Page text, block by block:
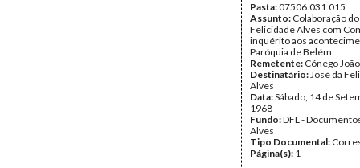
Pasta:07506.031.015
Assunto: Colaboração
Felicidade Alves com
inquérito aos
Paróquia de Belém.
Remetente: Cónego
Destinatário:José da
Alves
Data:Sábado, 14 de
1968
Fundo:DFL -
Alves
Tipo Documental:
Página(s): 1